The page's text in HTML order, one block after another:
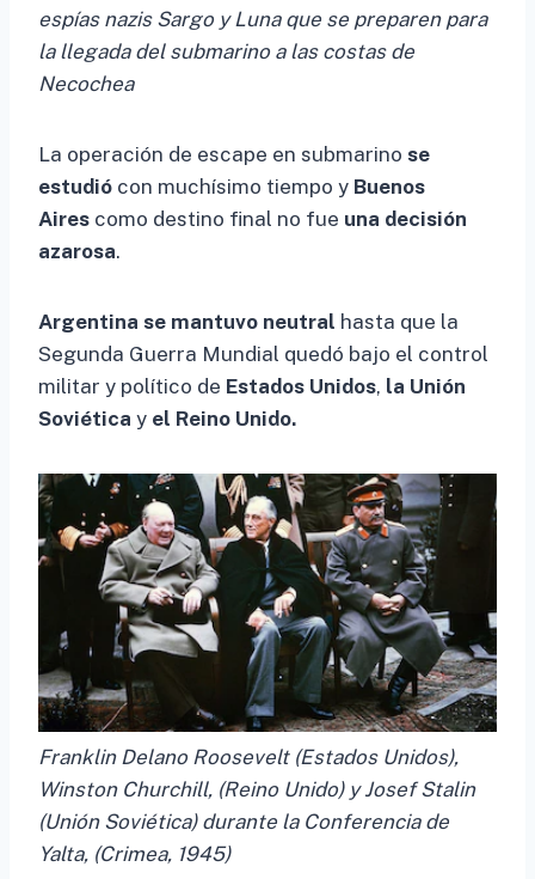
espías nazis Sargo y Luna que se preparen para
la llegada del submarino a las costas de
Necochea
La operación de escape en submarino se
estudió con muchísimo tiempo y Buenos
Aires como destino final no fue una decisión
azarosa.
Argentina se mantuvo neutral hasta que la
Segunda Guerra Mundial quedó bajo el control
militar y político de Estados Unidos, la Unión
Soviética y el Reino Unido.
Franklin Delano Roosevelt (Estados Unidos),
Winston Churchill, (Reino Unido) y Josef Stalin
(Unión Soviética) durante la Conferencia de
Yalta, (Crimea, 1945)